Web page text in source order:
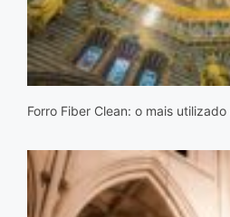
Forro Fiber Clean: o mais